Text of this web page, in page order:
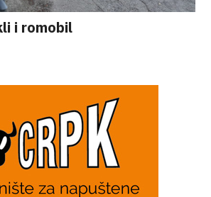
i romobil